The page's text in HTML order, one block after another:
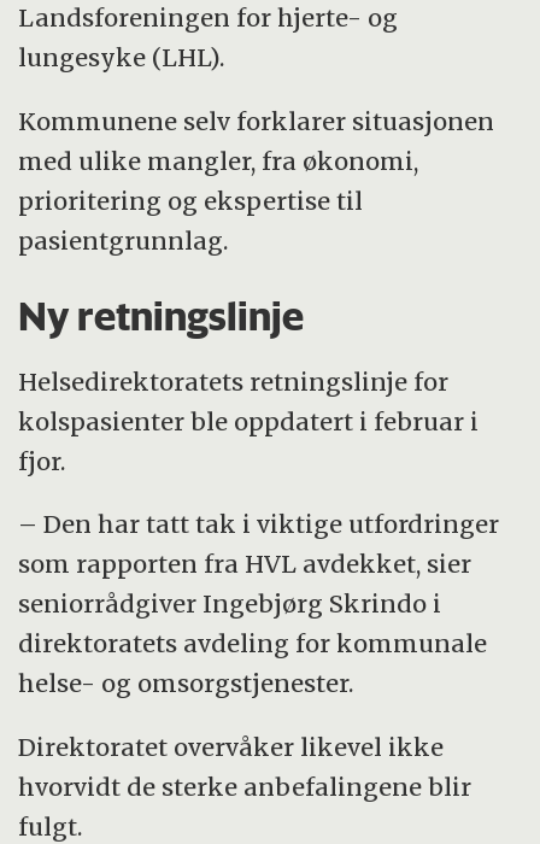
Landsforeningen for hjerte- og
lungesyke (LHL).
Kommunene selv forklarer situasjonen
med ulike mangler, fra økonomi,
prioritering og ekspertise til
pasientgrunnlag.
Ny retningslinje
Helsedirektoratets retningslinje for
kolspasienter ble oppdatert i februar i
fjor.
– Den har tatt tak i viktige utfordringer
som rapporten fra HVL avdekket, sier
seniorrådgiver Ingebjørg Skrindo i
direktoratets avdeling for kommunale
helse- og omsorgstjenester.
Direktoratet overvåker likevel ikke
hvorvidt de sterke anbefalingene blir
fulgt.